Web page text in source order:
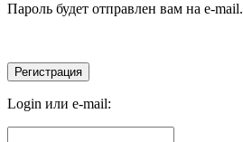
Пароль будет отправлен вам на e-mail.
Login или e-mail: